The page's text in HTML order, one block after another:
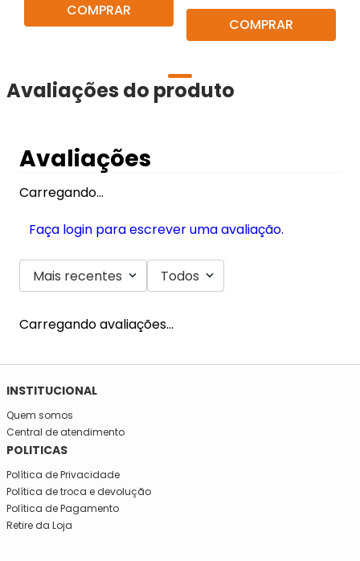
COMPRAR
COMPRAR
Avaliações do produto
Avaliações
Carregando…
Faça login para escrever uma avaliação.
Mais recentes Todos
Carregando avaliações…
SE INSCREVA NA NOSSA NEWSLETTER!
Fique por dentro e seja informado em primeira mão de todas
as novidades da Mega São José!
INSTITUCIONAL